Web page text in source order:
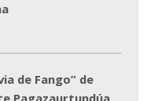
de Fango” de